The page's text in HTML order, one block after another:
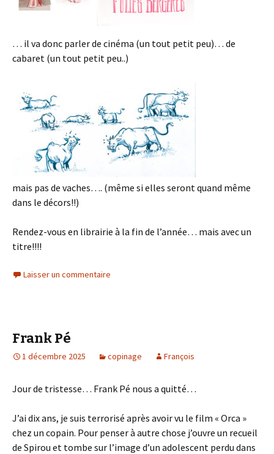
… il va donc parler de cinéma (un tout petit peu)… de
cabaret (un tout petit peu..)
mais pas de vaches…. (même si elles seront quand même
dans le décors!!)
Rendez-vous en librairie à la fin de l’année… mais avec un
titre!!!!
Laisser un commentaire
Frank Pé
1 décembre 2025 copinage François
Jour de tristesse… Frank Pé nous a quitté…
J’ai dix ans, je suis terrorisé après avoir vu le film « Orca »
chez un copain. Pour penser à autre chose j’ouvre un recueil
de Spirou et tombe sur l’image d’un adolescent perdu dans